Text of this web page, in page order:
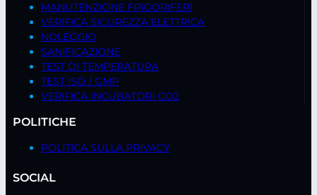
MANUTENZIONE FRIGORIFERI
VERIFICA SICUREZZA ELETTRICA
NOLEGGIO
SANIFICAZIONE
TEST DI TEMPERATURA
TEST ISO / GMP
VERIFICA INCUBATORI CO2
POLITICHE
POLITICA SULLA PRIVACY
SOCIAL